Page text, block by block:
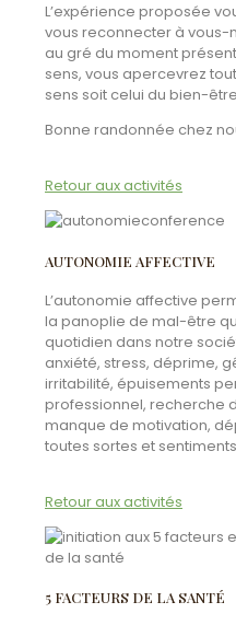
L’expérience proposée
vous reconnecter à vous-
au gré du moment
sens, vous apercevrez
sens soit celui du bien-
Bonne randonnée chez
Retour aux activités
AUTONOMIE AFFECTIVE
L’autonomie affective
la panoplie de mal-être
quotidien dans notre
anxiété, stress, déprime,
irritabilité, épuisements
professionnel, recherche
manque de motivation,
toutes sortes et
Retour aux activités
5 FACTEURS DE LA SANTÉ